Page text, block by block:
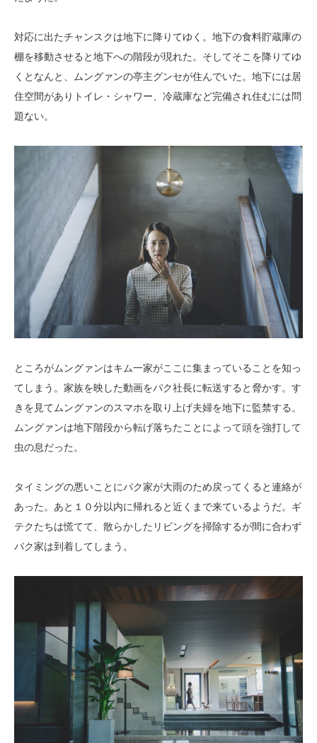
対応に出たチャンスクは地下に降りてゆく。地下の食料貯蔵庫の
棚を移動させると地下への階段が現れた。そしてそこを降りてゆ
くとなんと、ムングァンの亭主グンセが住んでいた。地下には居
住空間がありトイレ・シャワー、冷蔵庫など完備され住むには問
題ない。
ところがムングァンはキム一家がここに集まっていることを知っ
てしまう。家族を映した動画をパク社長に転送すると脅かす。す
きを見てムングァンのスマホを取り上げ夫婦を地下に監禁する。
ムングァンは地下階段から転げ落ちたことによって頭を強打して
虫の息だった。
タイミングの悪いことにパク家が大雨のため戻ってくると連絡が
あった。あと１０分以内に帰れると近くまで来ているようだ。ギ
テクたちは慌てて、散らかしたリビングを掃除するが間に合わず
パク家は到着してしまう。